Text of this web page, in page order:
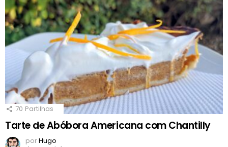
70 Partilhas
Tarte de Abóbora Americana com Chantilly
porHugo